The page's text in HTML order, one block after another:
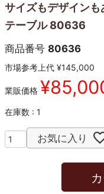
サイズもデザイン
テーブル 80636
商品番号 80636
市場参考上代 ¥145,000
業販価格 ¥
在庫数 1
お気に入り